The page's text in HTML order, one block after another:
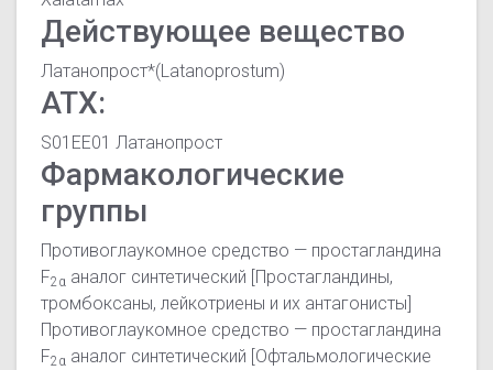
Действующее вещество
Латанопрост*(Latanoprostum)
АТХ:
S01EE01 Латанопрост
Фармакологические
группы
Противоглаукомное средство — простагландина
F2α аналог синтетический [Простагландины,
тромбоксаны, лейкотриены и их антагонисты]
Противоглаукомное средство — простагландина
F2α аналог синтетический [Офтальмологические